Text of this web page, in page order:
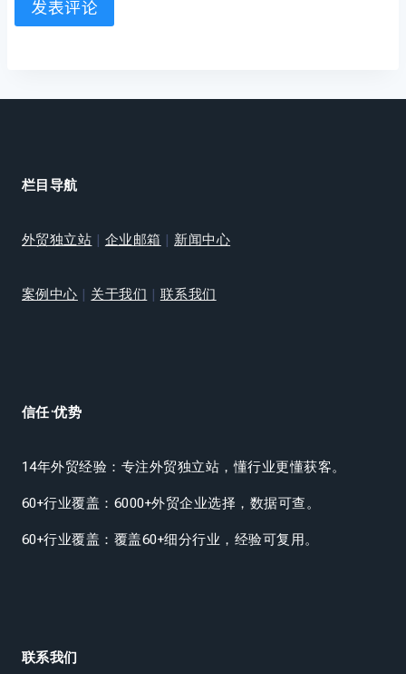
栏目导航
外贸独立站 | 企业邮箱 | 新闻中心
案例中心 | 关于我们 | 联系我们
信任·优势
14年外贸经验：专注外贸独立站，懂行业更懂获客。
60+行业覆盖：6000+外贸企业选择，数据可查。
60+行业覆盖：覆盖60+细分行业，经验可复用。
联系我们